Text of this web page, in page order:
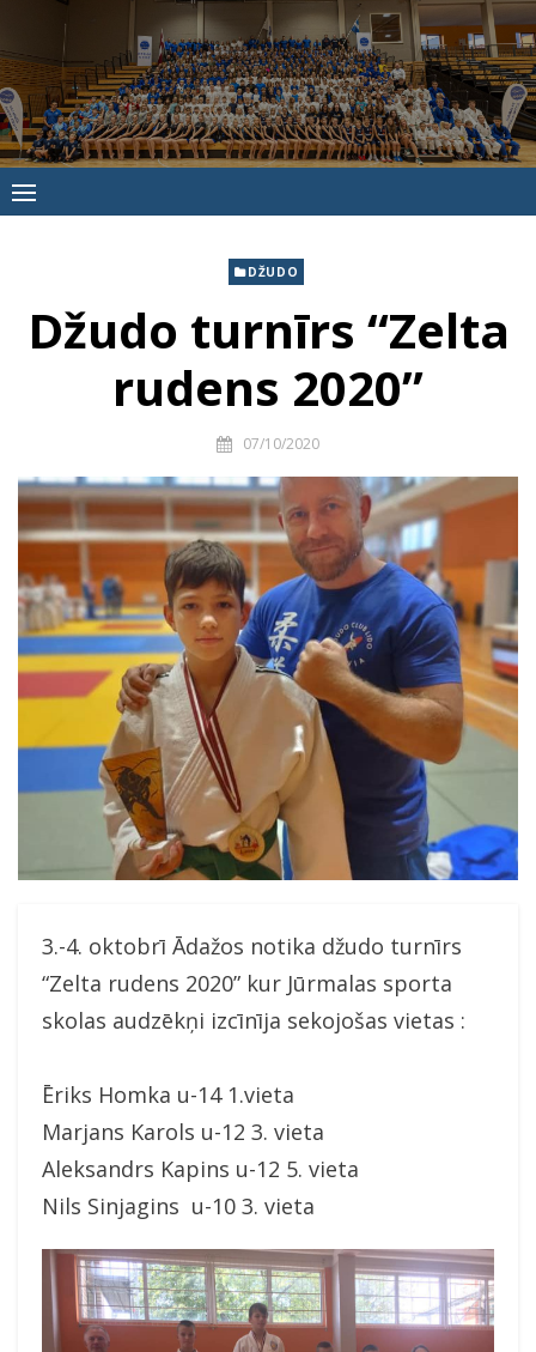
to
content
Jūrmalas
Sporta
skola
DŽUDO
Džudo turnīrs “Zelta
rudens 2020”
07/10/2020
3.-4. oktobrī Ādažos notika džudo turnīrs
“Zelta rudens 2020” kur Jūrmalas sporta
skolas audzēkņi izcīnīja sekojošas vietas :
Ēriks Homka u-14 1.vieta
Marjans Karols u-12 3. vieta
Aleksandrs Kapins u-12 5. vieta
Nils Sinjagins u-10 3. vieta